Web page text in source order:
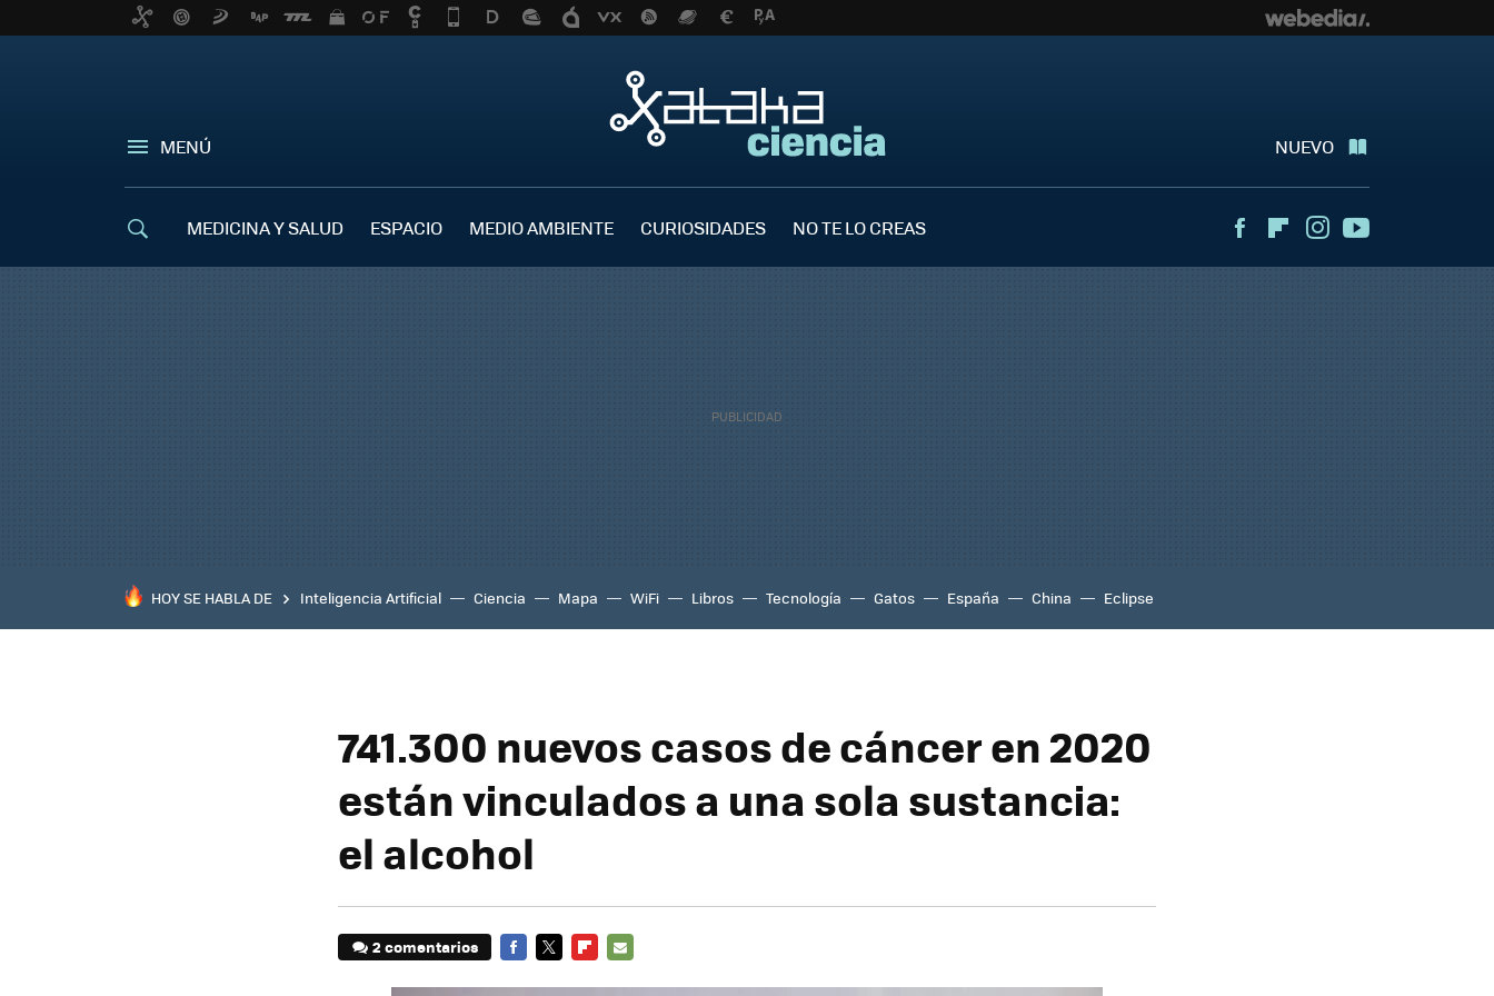
MENÚ NUEVO
MEDICINA Y SALUD ESPACIO MEDIO AMBIENTE CURIOSIDADES NO TE LO CREAS FacebookFlipboardInstagram
HOY SE HABLA DE Inteligencia Artificial Ciencia Mapa WiFi Libros Tecnología Gatos España China Eclipse
741.300 nuevos casos de cáncer en 2020
están vinculados a una sola sustancia:
el alcohol
2 comentarios